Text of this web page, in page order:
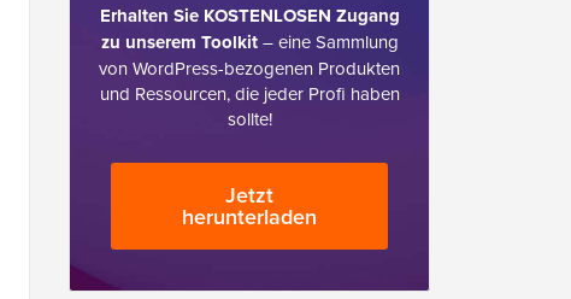
Erhalten Sie KOSTENLOSEN Zugang
zu unserem Toolkit– eine Sammlung
von WordPress-bezogenen Produkten
und Ressourcen, die jeder Profi haben
sollte!
Jetzt
herunterladen